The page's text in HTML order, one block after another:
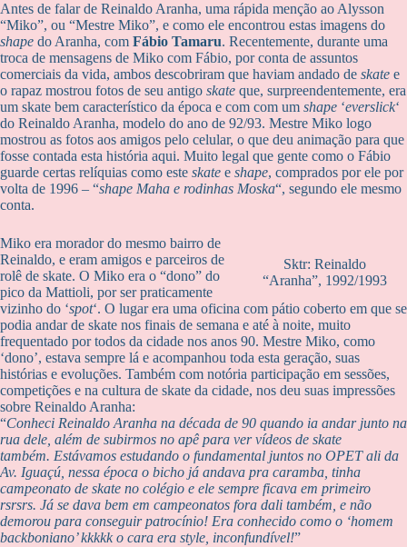
Antes de falar de Reinaldo Aranha, uma rápida menção ao Alysson
“Miko”, ou “Mestre Miko”, e como ele encontrou estas imagens do
shape do Aranha, com Fábio Tamaru. Recentemente, durante uma
troca de mensagens de Miko com Fábio, por conta de assuntos
comerciais da vida, ambos descobriram que haviam andado de skate e
o rapaz mostrou fotos de seu antigo skate que, surpreendentemente, era
um skate bem característico da época e com com um shape ‘everslick‘
do Reinaldo Aranha, modelo do ano de 92/93. Mestre Miko logo
mostrou as fotos aos amigos pelo celular, o que deu animação para que
fosse contada esta história aqui. Muito legal que gente como o Fábio
guarde certas relíquias como este skate e shape, comprados por ele por
volta de 1996 – “shape Maha e rodinhas Moska“, segundo ele mesmo
conta.
Sktr: Reinaldo
“Aranha”, 1992/1993
Miko era morador do mesmo bairro de
Reinaldo, e eram amigos e parceiros de
rolê de skate. O Miko era o “dono” do
pico da Mattioli, por ser praticamente
vizinho do ‘spot‘. O lugar era uma oficina com pátio coberto em que se
podia andar de skate nos finais de semana e até à noite, muito
frequentado por todos da cidade nos anos 90. Mestre Miko, como
‘dono’, estava sempre lá e acompanhou toda esta geração, suas
histórias e evoluções. Também com notória participação em sessões,
competições e na cultura de skate da cidade, nos deu suas impressões
sobre Reinaldo Aranha:
“Conheci Reinaldo Aranha na década de 90 quando ia andar junto na
rua dele, além de subirmos no apê para ver vídeos de skate
também. Estávamos estudando o fundamental juntos no OPET ali da
Av. Iguaçú, nessa época o bicho já andava pra caramba, tinha
campeonato de skate no colégio e ele sempre ficava em primeiro
rsrsrs. Já se dava bem em campeonatos fora dali também, e não
demorou para conseguir patrocínio! Era conhecido como o ‘homem
backboniano’ kkkkk o cara era style, inconfundível!”